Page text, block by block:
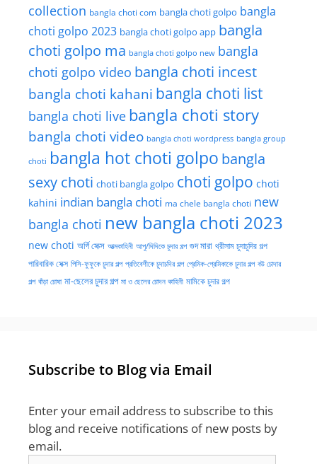
collection bangla choti com bangla choti golpo bangla
choti golpo 2023 bangla choti golpo app bangla
choti golpo ma bangla choti golpo new bangla
choti golpo video bangla choti incest
bangla choti kahani bangla choti list
bangla choti live bangla choti story
bangla choti video bangla choti wordpress bangla group
choti bangla hot choti golpo bangla
sexy choti choti bangla golpo choti golpo choti
kahini indian bangla choti ma chele bangla choti new
bangla choti new bangla choti 2023
new choti অর্গি সেক্স আত্মকাহিনী আপু/দিদিকে চুদার গল্প গুদ মারা থ্রীসাম চুদাচুদির গল্প
পারিবারিক সেক্স পিসি-ফুফুকে চুদার গল্প প্রতিবেশীকে চুদাচদির গল্প প্রেমিক-প্রেমিকাকে চুদার গল্প বউ চোদার
গল্প বাঁড়া চোষা মা-ছেলের চুদার গল্প মা ও ছেলের চোদন কাহিনী মামিকে চুদার গল্প
Subscribe to Blog via Email
Enter your email address to subscribe to this
blog and receive notifications of new posts by
email.